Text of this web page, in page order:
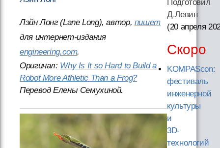
Лэйн Лонг (Lane Long), автор, пишет
для интернет-издания
engineering.com.
Оригинал: Why Is It so Hard to Build a
Robot More Athletic Than a Frog?
Перевод Елены Семухиной.
Подготовил
Д.Левин
(20 апреля
Скоро
KOMPAScon:
фестиваль
инженерной
культуры
и
3D-
технологий